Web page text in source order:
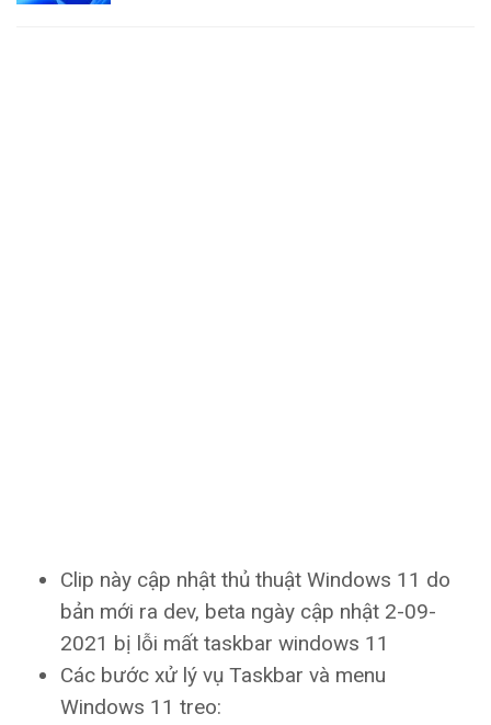
Clip này cập nhật thủ thuật Windows 11 do
bản mới ra dev, beta ngày cập nhật 2-09-
2021 bị lỗi mất taskbar windows 11
Các bước xử lý vụ Taskbar và menu
Windows 11 treo: